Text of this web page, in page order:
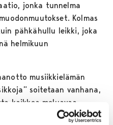
jonka tunnelma
Kolmas
pähkähullu leikki, joka
helmikuun
musiikkielämän
soitetaan vanhana,
kaikkea meluavaa
Gothóni kuvailee.